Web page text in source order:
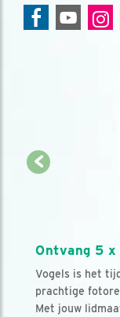
Ontvang 5
Vogels is het
prachtige
Met jouw